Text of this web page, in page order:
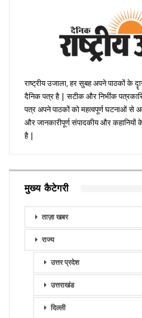
राष्ट्रीय उजाला, हर सुबह अपने पाठकों के
दैनिक पत्र है | सटीक और निभींक
पत्र अपने पाठकों को महत्वपूर्ण घटनाओं
और जानकारीपूर्ण संपादकीय और
है |
मुख्य कैटेगरी
ताज़ा खबर
राज्य
उत्तर प्रदेश
उत्तराखंड
दिल्ली